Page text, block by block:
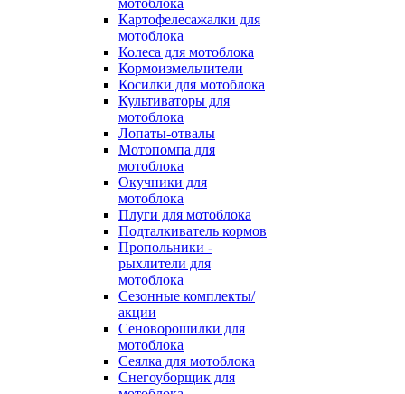
мотоблока
Картофелесажалки для
мотоблока
Колеса для мотоблока
Кормоизмельчители
Косилки для мотоблока
Культиваторы для
мотоблока
Лопаты-отвалы
Мотопомпа для
мотоблока
Окучники для
мотоблока
Плуги для мотоблока
Подталкиватель кормов
Пропольники -
рыхлители для
мотоблока
Сезонные комплекты/
акции
Сеноворошилки для
мотоблока
Сеялка для мотоблока
Снегоуборщик для